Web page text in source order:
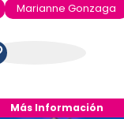
Más Información
Marianne Gonzaga